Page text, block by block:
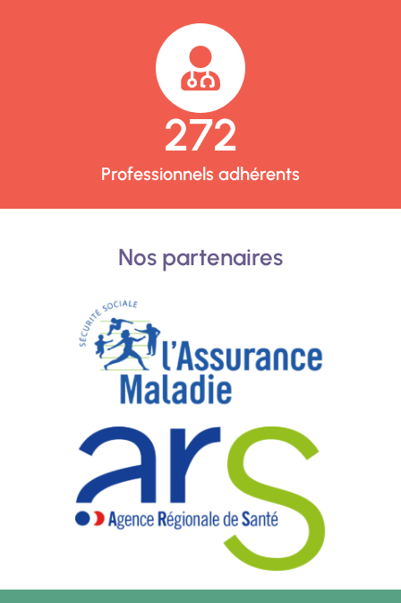
272
Professionnels adhérents
Nos partenaires